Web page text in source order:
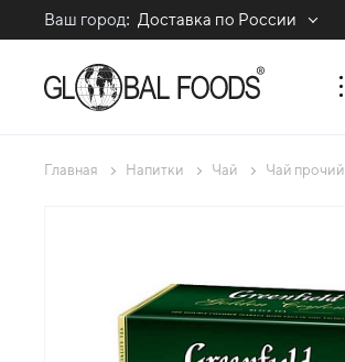
Ваш город: Доставка по России
Главная Напитки Чай Чай прочий